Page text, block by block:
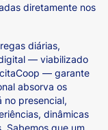
diretamente nos
diárias,
— viabilizado
— garante
absorva os
no presencial,
dinâmicas
Sabemos que um